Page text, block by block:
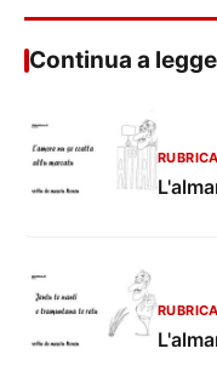
Continua a
RUBRICA
RUBRICA